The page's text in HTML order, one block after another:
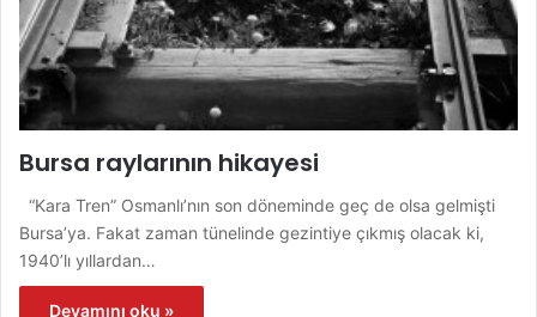
Bursa raylarının hikayesi
“Kara Tren” Osmanlı’nın son döneminde geç de olsa gelmişti
Bursa’ya. Fakat zaman tünelinde gezintiye çıkmış olacak ki,
1940’lı yıllardan…
Devamını oku »